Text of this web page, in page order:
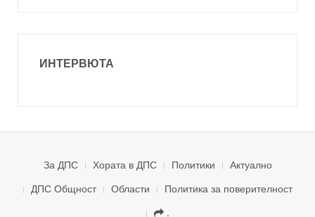
ИНТЕРВЮТА
За ДПС Хората в ДПС Политики
Актуално
ДПС Общност
Области
Политика за поверителност
.